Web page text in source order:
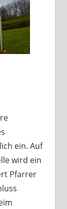
ein. Auf
wird ein
Pfarrer